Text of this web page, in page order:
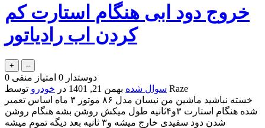
خروج دود ابی هنگام استارت کم
کردن اب رادیاتور
0 دوستدار 0 امتیاز منفی
سوال شده بهمن 21, 1401 در خودرو
Raze
خسته نباشید ماشین من نیسان مدل ۸۶ موتور ۳ ماه اساس تعمیر
شده هنگام استارت ۳و۴ثانیه طول میکش روشن بشه هنگام روشن
شدن دود سفیدی خارج میشه و۳ ثانیه بعد دیگه تموم میشه